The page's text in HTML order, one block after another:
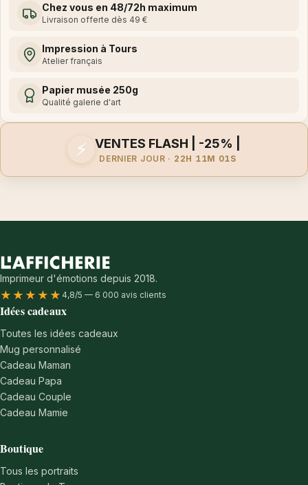
Chez vous en 48/72h maximum
Livraison offerte dès 49 €
Impression à Tours
Atelier français
Papier musée 250g
Qualité galerie d'art
⚡ VENTES FLASH | -25% |
DERNIER JOUR · 22H 11M 01S
Imprimeur d'émotions depuis 2018.
★★★★★ 4,8/5 — 6 000 avis clients
Idées cadeaux
Toutes les idées cadeaux
Mug personnalisé
Cadeau Maman
Cadeau Papa
Cadeau Couple
Cadeau Mamie
Boutique
Tous les portraits